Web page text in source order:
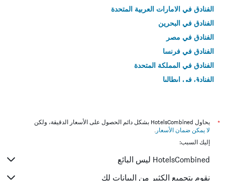
الفنادق في الامارات العربية المتحدة
الفنادق في البحرين
الفنادق في مصر
الفنادق في فرنسا
الفنادق في المملكة المتحدة
الفنادق في إيطاليا
*
يحاول HotelsCombined بشكل دائم الحصول على الأسعار الدقيقة، ولكن
لا يمكن ضمان الأسعار .
إليك السبب:
HotelsCombined ليس البائع
نقوم بتجميع الكثير من البيانات لك